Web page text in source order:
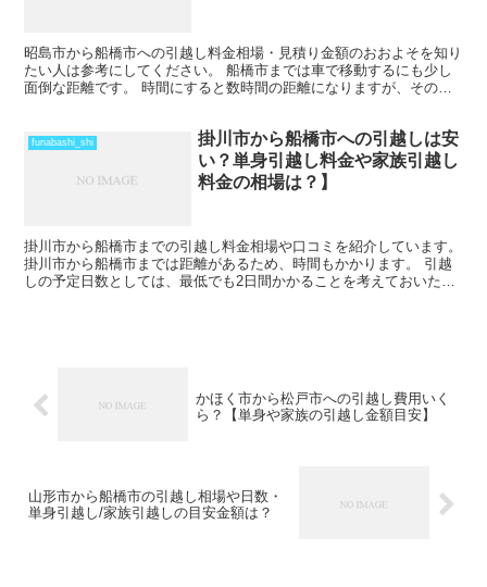
昭島市から船橋市への引越し料金相場・見積り金額のおおよそを知り
たい人は参考にしてください。 船橋市までは車で移動するにも少し
面倒な距離です。 時間にすると数時間の距離になりますが、その日
funabashi_shi
掛川市から船橋市への引越しは安
い？単身引越し料金や家族引越し
料金の相場は？】
掛川市から船橋市までの引越し料金相場や口コミを紹介しています。
掛川市から船橋市までは距離があるため、時間もかかります。 引越
しの予定日数としては、最低でも2日間かかることを考えておいた方
かほく市から松戸市への引越し費用いく
ら？【単身や家族の引越し金額目安】
山形市から船橋市の引越し相場や日数・
単身引越し/家族引越しの目安金額は？